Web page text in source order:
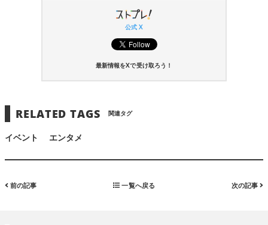
公式 X
最新情報をXで受け取ろう！
RELATED TAGS 関連タグ
イベント エンタメ
前の記事 一覧へ戻る 次の記事